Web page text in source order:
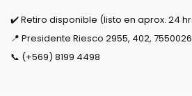
✔️ Retiro disponible (listo en aprox. 24
📍 Presidente Riesco 2955, 402,
📞 (+569) 8199 4498